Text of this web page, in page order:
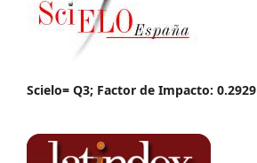
Scielo= Q3; Factor de Impacto: 0.2929